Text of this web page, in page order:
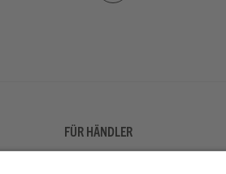
FÜR HÄNDLER